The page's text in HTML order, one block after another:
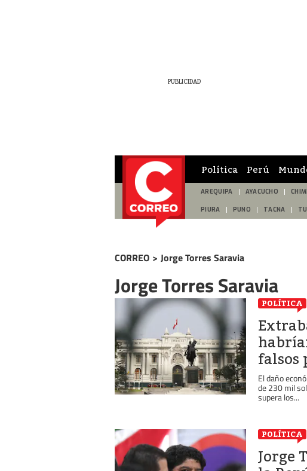
Política Perú
AREQUIPA AYACUCHO
PIURA PUNO TACNA
CORREO > Jorge Torres Saravia
Jorge Torres Saravia
POLÍTICA
falsos
El daño
de 230 mil
supera los...
POLÍTICA
Jorge